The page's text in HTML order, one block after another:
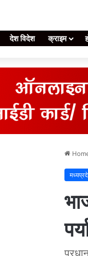
देश विदेश क्राइम